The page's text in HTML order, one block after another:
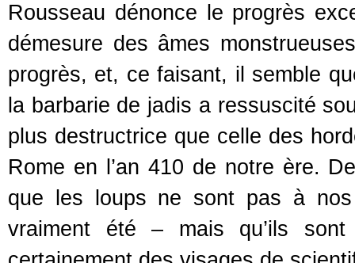
Rousseau dénonce le progrès
démesure des âmes
progrès, et, ce faisant, il semble
la barbarie de jadis a ressuscité
plus destructrice que celle des
Rome en l’an 410 de notre ère.
que les loups ne sont pas à nos
vraiment été – mais qu’ils